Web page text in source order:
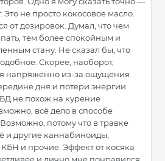
Это не просто кокосовое масло.
от дозировок. Думал, что чем
тем более спокойным и
стану. Не сказал бы, что
Скорее, наоборот,
напряжённо из-за ощущения
дня и потери энергии.
не похож на курение
всё дело в способе
потому что в травке
и другие каннабиноиды,
и прочие. Эффект от косяка